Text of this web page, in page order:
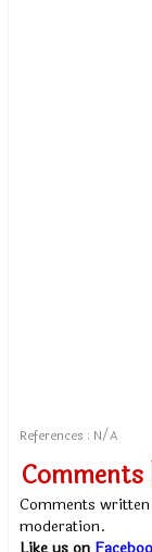
References : N/A
Comments |
Comments
moderation.